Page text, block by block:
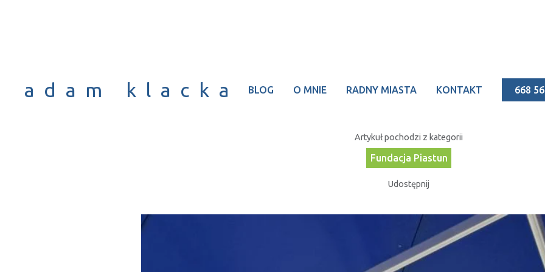
adam klacka BLOG O MNIE RADNY MIASTA KONTAKT 668
Bezpieczny Powrót do Szkoły"
Artykuł pochodzi z kategorii
Fundacja Piastun
Udostępnij